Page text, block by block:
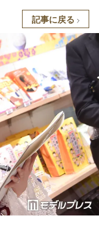
記事に戻る